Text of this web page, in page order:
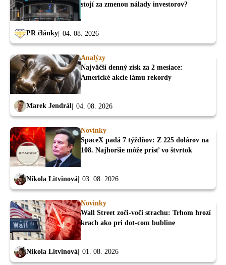
stojí za zmenou nálady investorov?
PR články 04. 08. 2026
Analýzy
Najväčší denný zisk za 2 mesiace:
Americké akcie lámu rekordy
Marek Jendrál 04. 08. 2026
Novinky
SpaceX padá 7 týždňov: Z 225 dolárov na
108. Najhoršie môže prísť vo štvrtok
Nikola Litvinová 03. 08. 2026
Novinky
Wall Street zoči-voči strachu: Trhom hrozí
krach ako pri dot-com bubline
Nikola Litvinová 01. 08. 2026